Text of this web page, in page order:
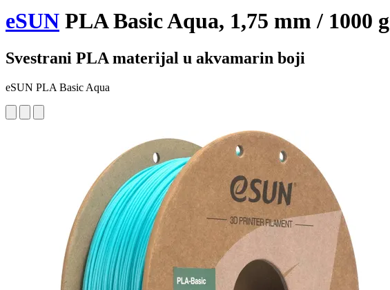
eSUN PLA Basic Aqua, 1,75 mm / 1000 g
Svestrani PLA materijal u akvamarin boji
eSUN PLA Basic Aqua